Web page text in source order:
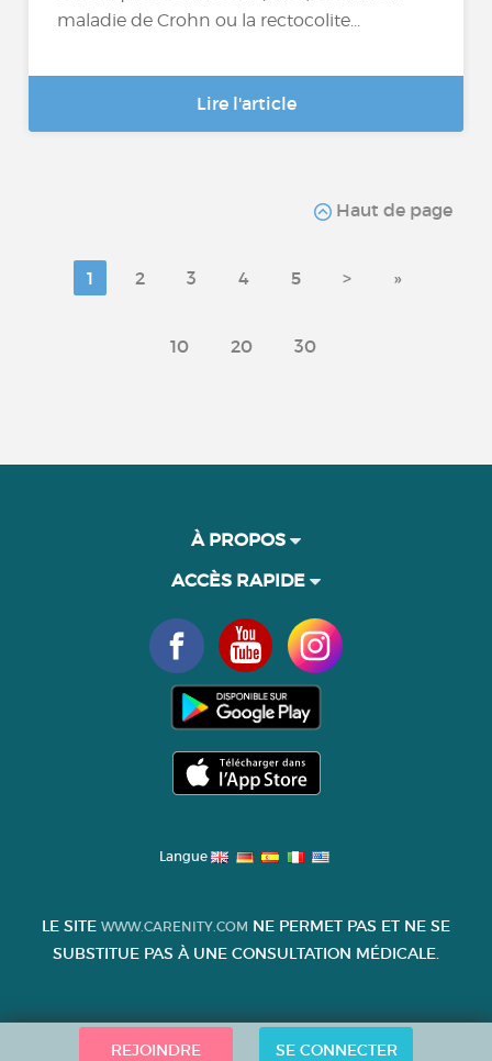
maladie de Crohn ou la rectocolite...
Lire l'article
Haut de page
1 2 3 4 5 > »
10 20 30
REJOINDRE SE CONNECTER
À PROPOS
ACCÈS RAPIDE
Langue
LE SITE WWW.CARENITY.COM NE PERMET PAS ET NE SE
SUBSTITUE PAS À UNE CONSULTATION MÉDICALE.